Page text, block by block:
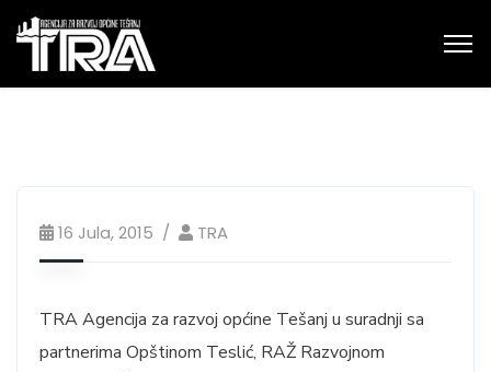
16 Jula, 2015 TRA
TRA Agencija za razvoj općine Tešanj u suradnji sa
partnerima Opštinom Teslić, RAŽ Razvojnom